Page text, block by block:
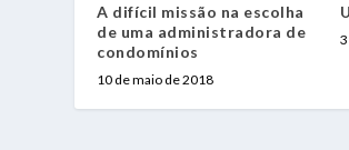
A difícil missão na escolha
de uma administradora de
condomínios
10 de maio de 2018